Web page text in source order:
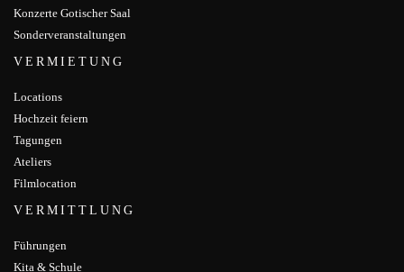
Konzerte Gotischer Saal
Sonderveranstaltungen
VERMIETUNG
Locations
Hochzeit feiern
Tagungen
Ateliers
Filmlocation
VERMITTLUNG
Führungen
Kita & Schule